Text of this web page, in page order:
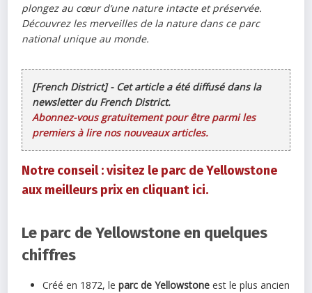
plongez au cœur d’une nature intacte et préservée.
Découvrez les merveilles de la nature dans ce parc
national unique au monde.
[French District] - Cet article a été diffusé dans la
newsletter du French District.
Abonnez-vous gratuitement pour être parmi les
premiers à lire nos nouveaux articles.
Notre conseil : visitez le parc de Yellowstone
aux meilleurs prix en cliquant ici.
Le parc de Yellowstone en quelques
chiffres
Créé en 1872, leparc de Yellowstone est le plus ancien